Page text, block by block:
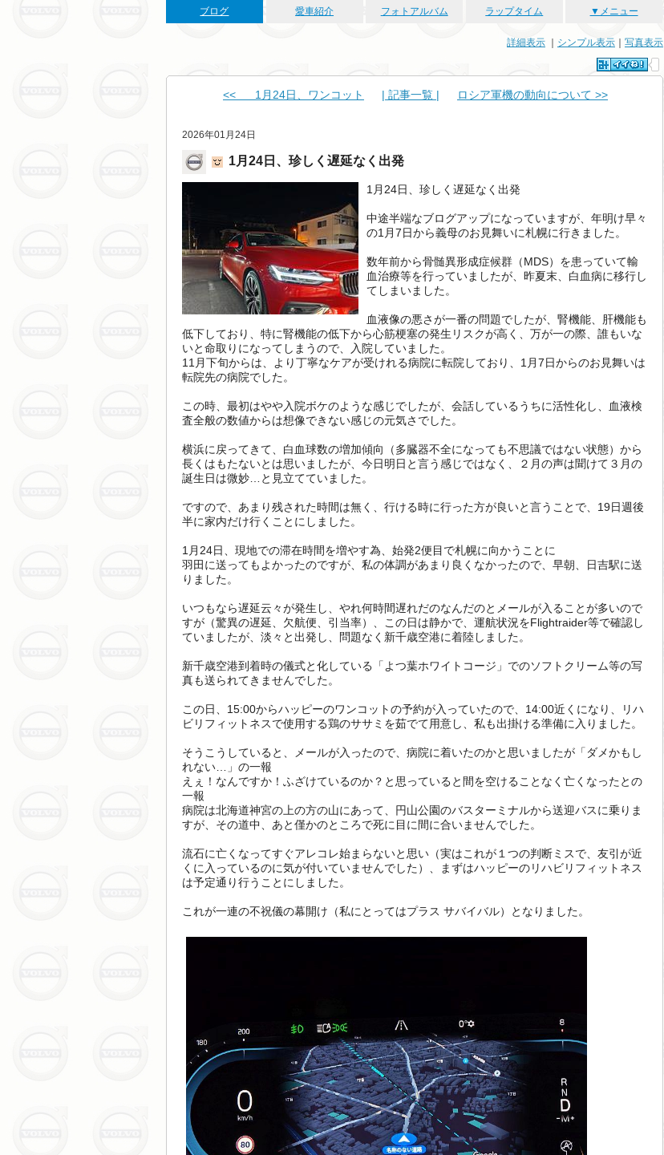
ブログ 愛車紹介 フォトアルバム ラップタイム ▼メニュー
詳細表示 シンプル表示 写真表示
<< 1月24日、ワンコット | 記事一覧 | ロシア軍機の動向について >>
2026年01月24日
1月24日、珍しく遅延なく出発
1月24日、珍しく遅延なく出発
中途半端なブログアップになっていますが、年明け早々
の1月7日から義母のお見舞いに札幌に行きました。
数年前から骨髄異形成症候群（MDS）を患っていて輸
血治療等を行っていましたが、昨夏末、白血病に移行し
てしまいました。
血液像の悪さが一番の問題でしたが、腎機能、肝機能も
低下しており、特に腎機能の低下から心筋梗塞の発生リスクが高く、万が一の際、誰もいな
いと命取りになってしまうので、入院していました。
11月下旬からは、より丁寧なケアが受けれる病院に転院しており、1月7日からのお見舞いは
転院先の病院でした。
この時、最初はやや入院ボケのような感じでしたが、会話しているうちに活性化し、血液検
査全般の数値からは想像できない感じの元気さでした。
横浜に戻ってきて、白血球数の増加傾向（多臓器不全になっても不思議ではない状態）から
長くはもたないとは思いましたが、今日明日と言う感じではなく、２月の声は聞けて３月の
誕生日は微妙…と見立てていました。
ですので、あまり残された時間は無く、行ける時に行った方が良いと言うことで、19日週後
半に家内だけ行くことにしました。
1月24日、現地での滞在時間を増やす為、始発2便目で札幌に向かうことに
羽田に送ってもよかったのですが、私の体調があまり良くなかったので、早朝、日吉駅に送
りました。
いつもなら遅延云々が発生し、やれ何時間遅れだのなんだのとメールが入ることが多いので
すが（驚異の遅延、欠航便、引当率）、この日は静かで、運航状況をFlightraider等で確認し
ていましたが、淡々と出発し、問題なく新千歳空港に着陸しました。
新千歳空港到着時の儀式と化している「よつ葉ホワイトコージ」でのソフトクリーム等の写
真も送られてきませんでした。
この日、15:00からハッピーのワンコットの予約が入っていたので、14:00近くになり、リハ
ビリフィットネスで使用する鶏のササミを茹でて用意し、私も出掛ける準備に入りました。
そうこうしていると、メールが入ったので、病院に着いたのかと思いましたが「ダメかもし
れない…」の一報
えぇ！なんですか！ふざけているのか？と思っていると間を空けることなく亡くなったとの
一報
病院は北海道神宮の上の方の山にあって、円山公園のバスターミナルから送迎バスに乗りま
すが、その道中、あと僅かのところで死に目に間に合いませんでした。
流石に亡くなってすぐアレコレ始まらないと思い（実はこれが１つの判断ミスで、友引が近
くに入っているのに気が付いていませんでした）、まずはハッピーのリハビリフィットネス
は予定通り行うことにしました。
これが一連の不祝儀の幕開け（私にとってはプラス サバイバル）となりました。